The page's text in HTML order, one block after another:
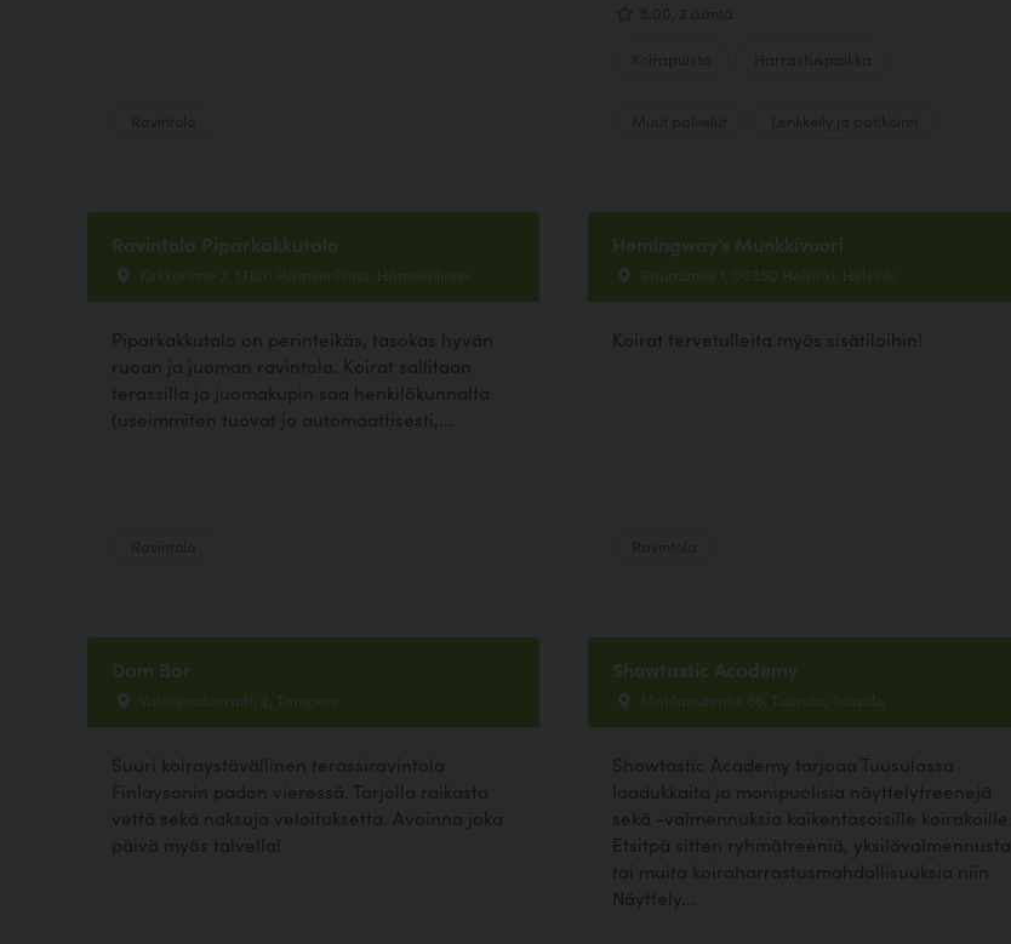
Ravintola Piparkakkutalo
Kirkkorinne 2, 13100 Hämeenlinna, Hämeenlinna
Piparkakkutalo on perinteikäs, tasokas hyvän
ruoan ja juoman ravintola. Koirat sallitaan
terassilla ja juomakupin saa henkilökunnalta
(useimmiten tuovat jo automaattisesti,...
Hemingway’s Munkkivuori
Raumantie 1, 00350 Helsinki, Helsinki
Koirat tervetulleita myös sisätiloihin!
Dam Bar
Valssipadonraitti 2, Tampere
Suuri koiraystävällinen terassiravintola
Finlaysonin padon vieressä. Tarjolla raikasta
vettä sekä naksuja veloituksetta. Avoinna joka
päivä myös talvella!
Showtastic Academy
Mahlamäentie 66, Tuusula, Tuusula
Showtastic Academy tarjoaa Tuusulassa
laadukkaita ja monipuolisia näyttelytreenejä
sekä -valmennuksia kaikentasoisille koirakoille.
Etsitpä sitten ryhmätreeniä, yksilövalmennusta
tai muita koiraharrastusmahdollisuuksia niin
Näyttely...